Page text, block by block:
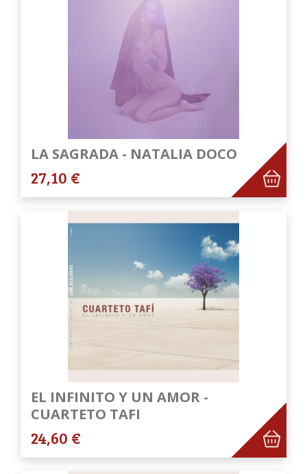
LA SAGRADA - NATALIA DOCO
27,10 €
EL INFINITO Y UN AMOR -
CUARTETO TAFI
24,60 €